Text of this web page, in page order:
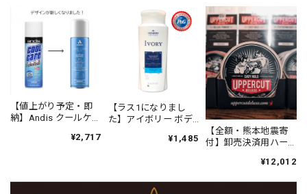
BROSH ブロッシュ ポマード・スーパーハードジェル 卸売決済用 ハーフ＆ハーフ
BROSH ポマード・スーパーハードジェル卸売決済用 ハーフ＆ハーフ
2019/12/16
BROSH ポマード・スーパーハードジェル卸売決済用 ハーフ＆ハーフ
【値上がり予定・即
納】Andis クールケア
¥2,717
【ラス1になりまし
た】アイボリー ボデ
¥1,485
【全額・熊本地震寄
付】卸売決済用ハー
DELUXE イージー ホ
¥12,012